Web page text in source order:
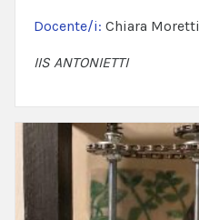
Docente/i: Chiara Moretti
IIS ANTONIETTI